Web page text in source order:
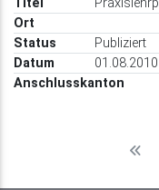
Publiziert
01.08.2010